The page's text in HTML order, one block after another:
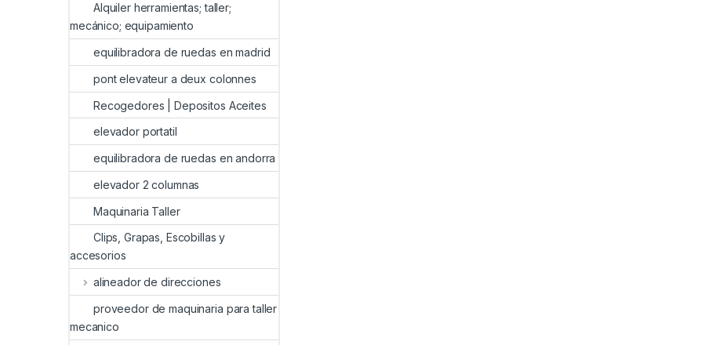
Alquiler herramientas; taller;
mecánico; equipamiento
equilibradora de ruedas en madrid
pont elevateur a deux colonnes
Recogedores | Depositos Aceites
elevador portatil
equilibradora de ruedas en andorra
elevador 2 columnas
Maquinaria Taller
Clips, Grapas, Escobillas y
accesorios
alineador de direcciones
proveedor de maquinaria para taller
mecanico